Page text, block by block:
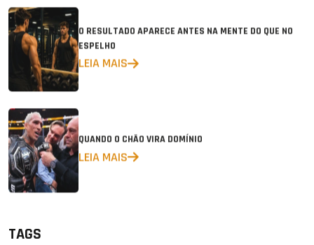
O RESULTADO APARECE ANTES NA MENTE DO QUE NO
ESPELHO
LEIA MAIS
QUANDO O CHÃO VIRA DOMÍNIO
LEIA MAIS
TAGS